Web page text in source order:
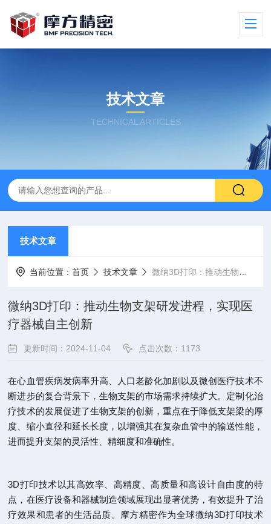
技术文章
TECHNICAL ARTICLES
技术文章
当前位置：首页 技术文章 微纳3D打印：推动生物支架研发进程，实现医疗器械自主创新
微纳3D打印：推动生物支架研发进程，实现医
疗器械自主创新
更新时间：2024-11-04 点击次数：1173
在心血管疾病发病率升高、人口老龄化加剧以及微创医疗技术不
断进步的复合背景下，生物支架的市场需求持续扩大。定制化治
疗技术的发展促进了生物支架的创新，重点在于降低支架梁的厚
度、缩小直径和延长长度，以增强其在复杂血管中的输送性能，
进而提升支架的灵活性、精细度和准确性。
3D打印技术以其高效率、高精度、高质量和高设计自由度的特
点，在医疗设备和器械制造领域展现出显著优势，有效提升了治
疗效果和患者的生活品质。摩方精密作为全球微纳3D打印技术